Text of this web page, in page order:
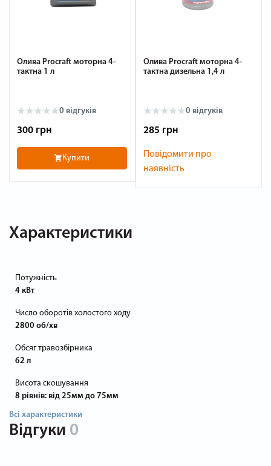
Олива Procraft моторна 4-
тактна 1 л
0 відгуків
300 грн
Купити
Олива Procraft моторна 4-
тактна дизельна 1,4 л
0 відгуків
285 грн
Повідомити про
наявність
Характеристики
Потужність
4 кВт
Число оборотів холостого ходу
2800 об/хв
Обсяг травозбірника
62 л
Висота скошування
8 рівнів: від 25мм до 75мм
Всі характеристики
Відгуки 0